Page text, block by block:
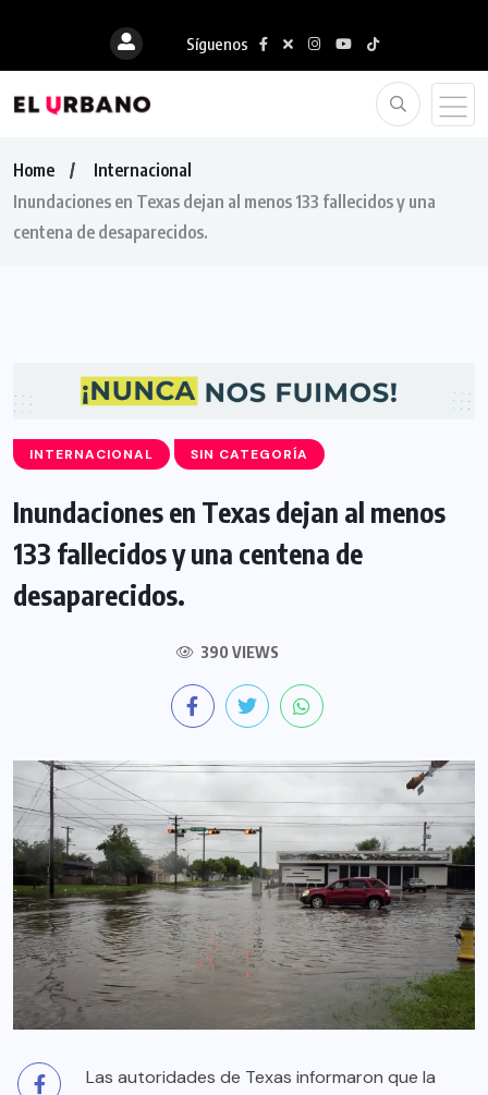
Síguenos
Home
Internacional
Inundaciones en Texas dejan al menos 133 fallecidos y una
centena de desaparecidos.
INTERNACIONAL SIN CATEGORÍA
Inundaciones en Texas dejan al menos
133 fallecidos y una centena de
desaparecidos.
390 VIEWS
Las autoridades de Texas informaron que la